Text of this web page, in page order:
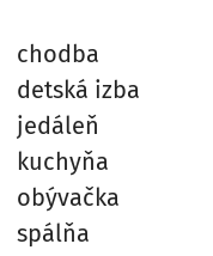
chodba
detská izba
jedáleň
kuchyňa
obývačka
spálňa